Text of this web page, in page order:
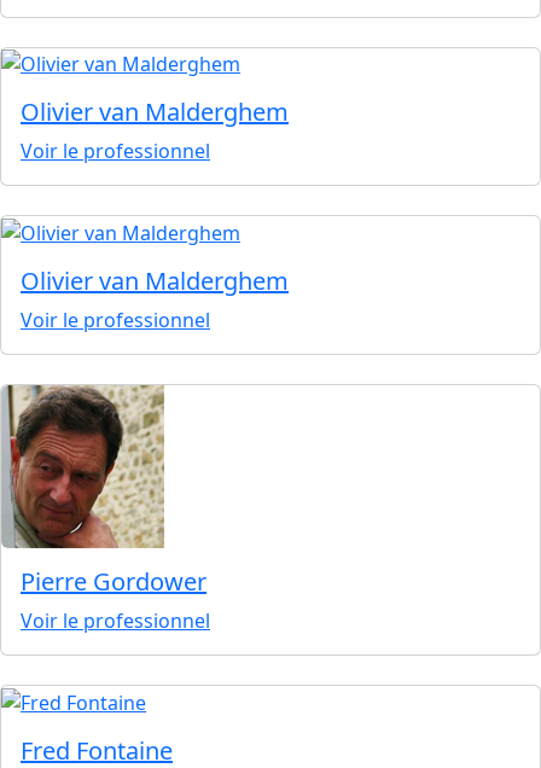
Olivier van Malderghem
Voir le professionnel
Olivier van Malderghem
Voir le professionnel
Pierre Gordower
Voir le professionnel
Fred Fontaine